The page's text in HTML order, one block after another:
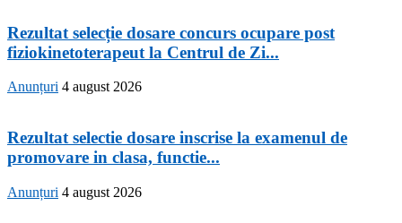
Rezultat selecție dosare concurs ocupare post
fiziokinetoterapeut la Centrul de Zi...
Anunțuri 4 august 2026
Rezultat selectie dosare inscrise la examenul de
promovare in clasa, functie...
Anunțuri 4 august 2026